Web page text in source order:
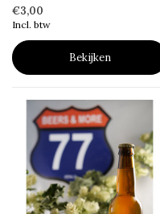
€3,00
Incl. btw
Bekijken